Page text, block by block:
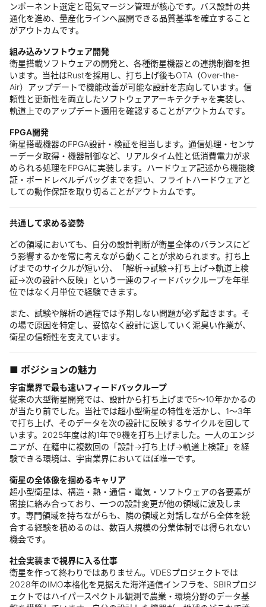
ンポーネント選定と電気マージン管理が核心です。バス設計の共
通化を進め、量産化ラインへ展開できる品質基準を確立すること
がアウトカムです。
組み込みソフトウェア開発
衛星搭載ソフトウェアの開発と、各種衛星機器との連携制御を担
います。当社はRustを採用し、打ち上げ後もOTA（Over-the-
Air）アップデートで機能改善が可能な設計を志向しています。信
頼性と更新性を両立したソフトウェアアーキテクチャを実装し、
軌道上でのアップデート適用を確認することがアウトカムです。
FPGA開発
衛星搭載機器のFPGA設計・検証を担当します。通信処理・センサ
ーデータ取得・機器制御など、リアルタイム性と低消費電力が求
められる処理をFPGAに実装します。ハードウェア記述から機能検
証・ボードレベルデバッグまでを担い、フライトハードウェアと
しての動作保証を取り切ることがアウトカムです。
共通して求める姿勢
どの領域においても、自分の設計判断が衛星全体のバランスにど
う影響するかを常に考えながら動くことが求められます。打ち上
げまでのサイクルが短い分、「解析→試験→打ち上げ→軌道上検
証→次の設計へ反映」という一連のフィードバックループを年単
位ではなく月単位で経験できます。
また、試験や解析の過程では予期しない問題が必ず起きます。そ
の場で原因を特定し、妥協なく設計に返していく泥臭い作業が、
衛星の信頼性を支えています。
■ ポジションの魅力
宇宙業界で最も速いフィードバックループ
従来の大型衛星開発では、設計から打ち上げまで5〜10年かかるの
が当たり前でした。当社では超小型衛星の特性を活かし、1〜3年
で打ち上げ、そのデータを次の設計に反映するサイクルを回して
います。2025年度は約1年で9機を打ち上げました。一人のエンジ
ニアが、在籍中に複数回の「設計→打ち上げ→軌道上検証」を経
験できる環境は、宇宙業界においてほぼ唯一です。
衛星の全体像を掴めるキャリア
超小型衛星は、構造・熱・通信・電気・ソフトウェアの各要素が
密接に絡み合っており、一つの設計変更が他の領域に波及しま
す。専門領域を持ちながらも、隣の領域と対話しながら全体を統
合する経験を積めるのは、数百人規模の分業体制では得られない
機会です。
社会実装まで視界に入る仕事
衛星を作って終わりではありません。VDESプロジェクトでは
2028年のIMO本格化を見据えた海洋通信インフラを、SBIRプロジ
ェクトではハイパースペクトル観測で農業・環境分野のデータ基